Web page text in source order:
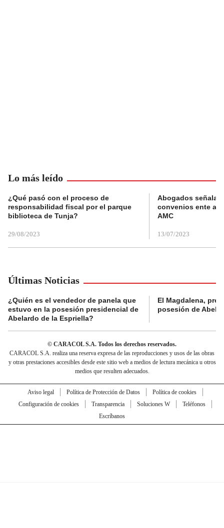
Lo más leído
¿Qué pasó con el proceso de
responsabilidad fiscal por el parque
biblioteca de Tunja?
29/08/2023
Abogados
convenios ente
AMC
13/07/2023
Últimas Noticias
¿Quién es el vendedor de panela que
estuvo en la posesión presidencial de
Abelardo de la Espriella?
El Magdalena,
posesión de
© CARACOL S.A. Todos los derechos reservados.
CARACOL S.A. realiza una reserva expresa de las reproducciones y usos de las obras
y otras prestaciones accesibles desde este sitio web a medios de lectura mecánica u otros
medios que resulten adecuados.
Aviso legal Política de Protección de Datos
Política de cookies
Configuración de cookies
Transparencia Soluciones W
Teléfonos
Escríbanos